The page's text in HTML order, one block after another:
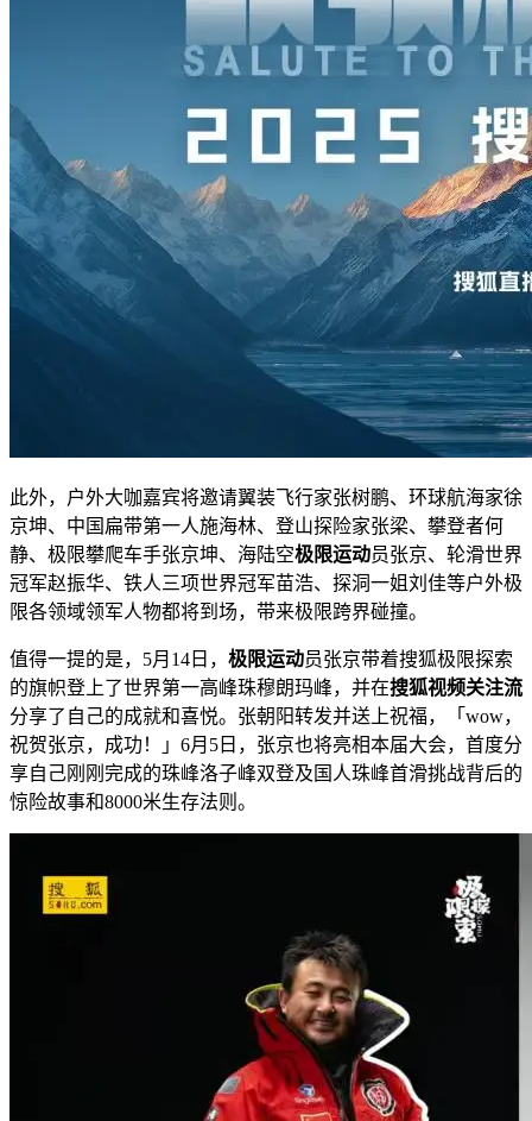
此外，户外大咖嘉宾将邀请翼装飞行家张树鹏、环球航海家徐
京坤、中国扁带第一人施海林、登山探险家张梁、攀登者何
静、极限攀爬车手张京坤、海陆空极限运动员张京、轮滑世界
冠军赵振华、铁人三项世界冠军苗浩、探洞一姐刘佳等户外极
限各领域领军人物都将到场，带来极限跨界碰撞。
值得一提的是，5月14日， 极限运动员张京带着搜狐极限探索
的旗帜登上了世界第一高峰珠穆朗玛峰，并在搜狐视频关注流
分享了自己的成就和喜悦。张朝阳转发并送上祝福，「wow，
祝贺张京，成功！」6月5日，张京也将亮相本届大会，首度分
享自己刚刚完成的珠峰洛子峰双登及国人珠峰首滑挑战背后的
惊险故事和8000米生存法则。